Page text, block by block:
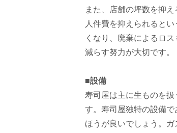
また、店舗の坪数を抑
人件費を抑えられると
くなり、廃棄によるロ
減らす努力が大切です。
■設備
寿司屋は主に生ものを
す。寿司屋独特の設備
ほうが良いでしょう。